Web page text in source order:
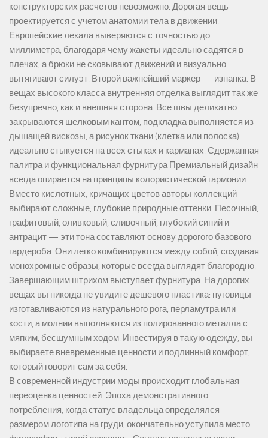
конструкторских расчетов невозможно. Дорогая вещь
проектируется с учетом анатомии тела в движении.
Европейские лекала выверяются с точностью до
миллиметра, благодаря чему жакеты идеально садятся в
плечах, а брюки не сковывают движений и визуально
вытягивают силуэт. Второй важнейший маркер — изнанка. В
вещах высокого класса внутренняя отделка выглядит так же
безупречно, как и внешняя сторона. Все швы деликатно
закрываются шелковым кантом, подкладка выполняется из
дышащей вискозы, а рисунок ткани (клетка или полоска)
идеально стыкуется на всех стыках и карманах. Сдержанная
палитра и функциональная фурнитура Премиальный дизайн
всегда опирается на принципы колористической гармонии.
Вместо кислотных, кричащих цветов авторы коллекций
выбирают сложные, глубокие природные оттенки. Песочный,
графитовый, оливковый, сливочный, глубокий синий и
антрацит — эти тона составляют основу дорогого базового
гардероба. Они легко комбинируются между собой, создавая
монохромные образы, которые всегда выглядят благородно.
Завершающим штрихом выступает фурнитура. На дорогих
вещах вы никогда не увидите дешевого пластика: пуговицы
изготавливаются из натурального рога, перламутра или
кости, а молнии выполняются из полированного металла с
мягким, бесшумным ходом. Инвестируя в такую одежду, вы
выбираете вневременные ценности и подлинный комфорт,
который говорит сам за себя.
В современной индустрии моды происходит глобальная
переоценка ценностей. Эпоха демонстративного
потребления, когда статус владельца определялся
размером логотипа на груди, окончательно уступила место